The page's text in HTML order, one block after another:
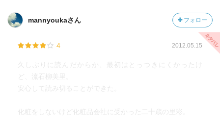
mannyoukaさん フォロー
4 2012.05.15
久しぶりに読んだからか、最初はとっつきにくかったけ
ど、流石柳美里。
安心して読み切ることができた。
化粧をしないけど化粧品会社に受かった二十歳の里彩。